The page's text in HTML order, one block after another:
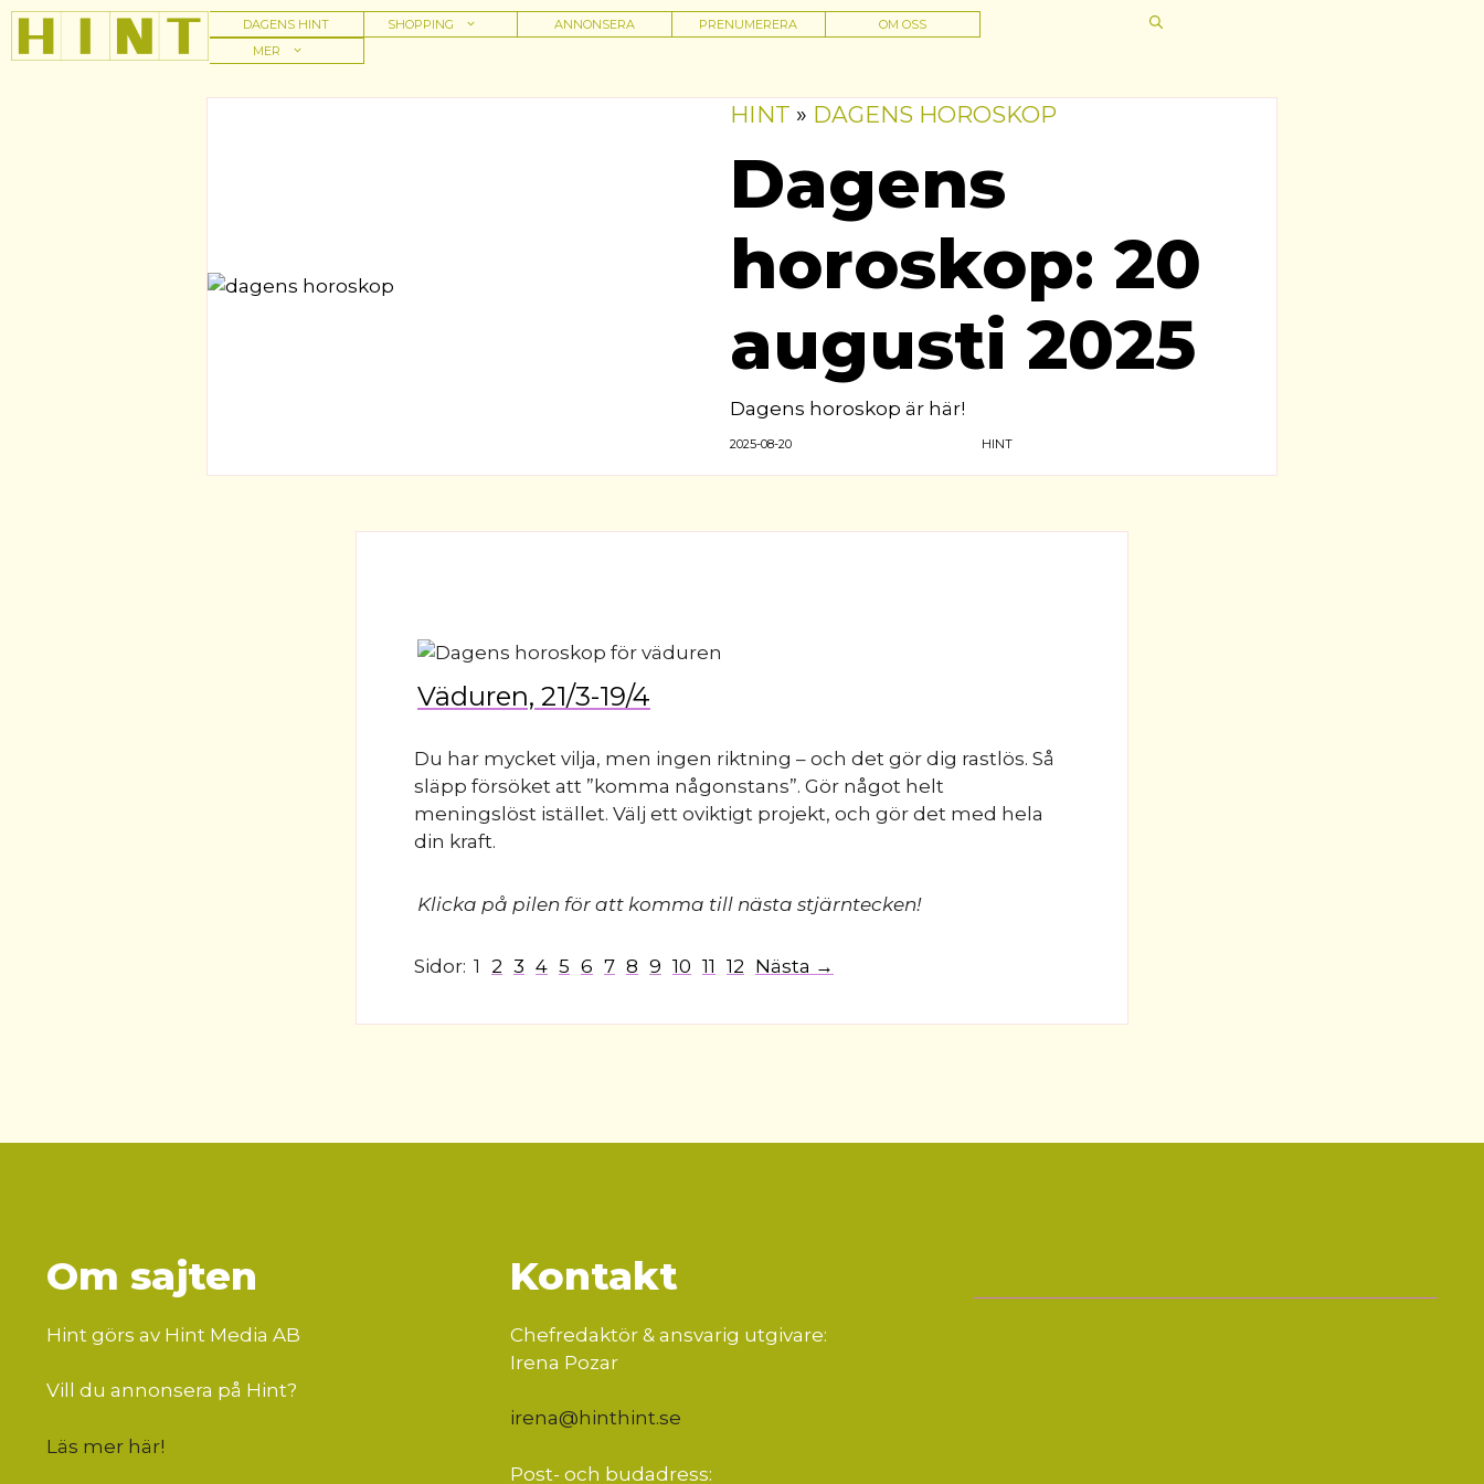
Hoppa
innehåll
DAGENS HINT SHOPPING ANNONSERA PRENUMERERA
OM OSS
MER
HINT » DAGENS HOROSKOP
Dagens
horoskop: 20
augusti 2025
Dagens horoskop är här!
2025-08-20 HINT
Väduren, 21/3-19/4
Du har mycket vilja, men ingen riktning – och det gör dig rastlös. Så
släpp försöket att ”komma någonstans”. Gör något helt
meningslöst istället. Välj ett oviktigt projekt, och gör det med hela
din kraft.
Klicka på pilen för att komma till nästa stjärntecken!
Sidor: 1 2 3 4 5 6 7 8 9 10 11 12 Nästa →
Om sajten
Hint görs av Hint Media AB
Vill du annonsera på Hint?
Läs mer här!
Kontakt
Chefredaktör & ansvarig utgivare:
Irena Pozar
irena@hinthint.se
Post- och budadress: